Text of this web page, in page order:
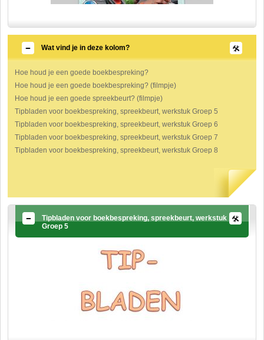
Wat vind je in deze kolom?
Hoe houd je een goede boekbespreking?
Hoe houd je een goede boekbespreking? (filmpje)
Hoe houd je een goede spreekbeurt? (filmpje)
Tipbladen voor boekbespreking, spreekbeurt, werkstuk Groep 5
Tipbladen voor boekbespreking, spreekbeurt, werkstuk Groep 6
Tipbladen voor boekbespreking, spreekbeurt, werkstuk Groep 7
Tipbladen voor boekbespreking, spreekbeurt, werkstuk Groep 8
Tipbladen voor boekbespreking, spreekbeurt, werkstuk
Groep 5